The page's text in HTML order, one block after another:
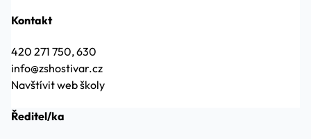
Kontakt
420 271 750, 630
info@zshostivar.cz
Navštívit web školy
Ředitel/ka